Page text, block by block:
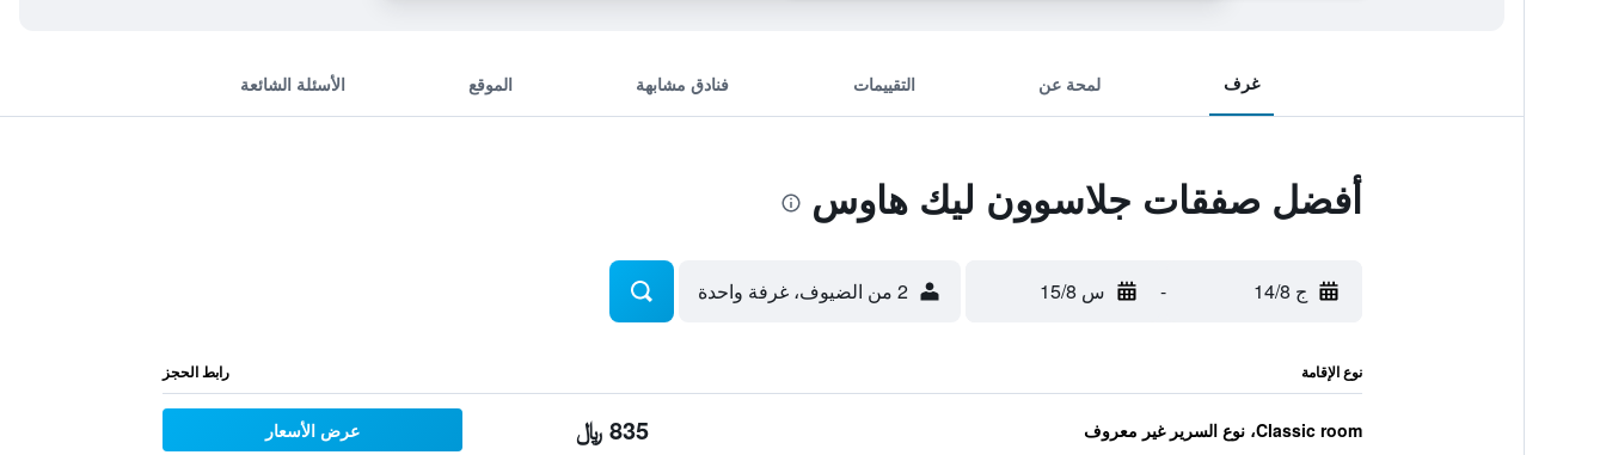
غرف لمحة عن التقييمات فنادق مشابهة الموقع الأسئلة الشائعة
أفضل صفقات جلاسوون ليك هاوس
ج 14/8 - س 15/8 2 من الضيوف، غرفة واحدة
نوع الإقامة رابط الحجز
Classic room، نوع السرير غير معروف 835 ﷼ عرض الأسعار